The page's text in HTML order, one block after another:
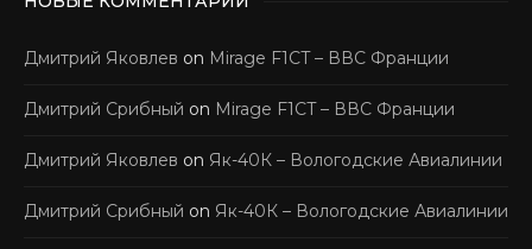
Дмитрий Яковлев on Mirage F1CT – ВВС Франции
Дмитрий Срибный on Mirage F1CT – ВВС Франции
Дмитрий Яковлев on Як-40К – Вологодские Авиалинии
Дмитрий Срибный on Як-40К – Вологодские Авиалинии